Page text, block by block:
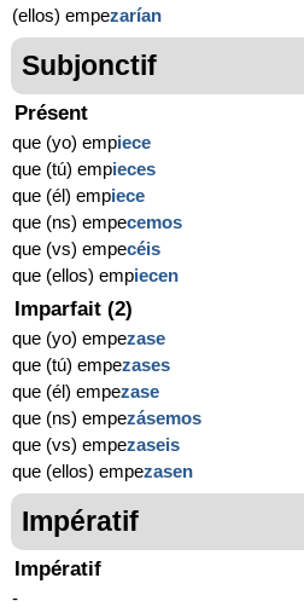
(ellos) empezarían
Subjonctif
Présent
que (yo) empiece
que (tú) empieces
que (él) empiece
que (ns) empecemos
que (vs) empecéis
que (ellos) empiecen
Imparfait (2)
que (yo) empezase
que (tú) empezases
que (él) empezase
que (ns) empezásemos
que (vs) empezaseis
que (ellos) empezasen
Impératif
Impératif
-